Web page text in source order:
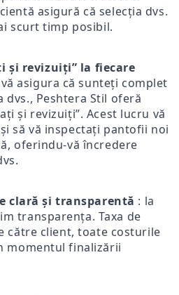
asigură că selecția dvs.
scurt timp posibil.
și revizuiți” la fiecare
asigura că sunteți complet
Peshtera Stil oferă
și revizuiți”. Acest lucru vă
să vă inspectați pantofii noi
oferindu-vă încredere
clară și transparentă : la
transparența. Taxa de
către client, toate costurile
momentul finalizării